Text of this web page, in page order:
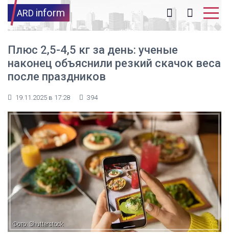
ARD inform
Плюс 2,5-4,5 кг за день: ученые
наконец объяснили резкий скачок веса
после праздников
19.11.2025 в 17:28 394
Фото: Shutterstock